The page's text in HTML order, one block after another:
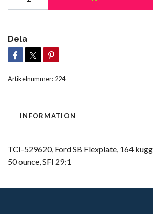
Dela
Artikelnummer: 224
INFORMATION
TCI-529620, Ford SB Flexplate, 164
50 ounce, SFI 29:1